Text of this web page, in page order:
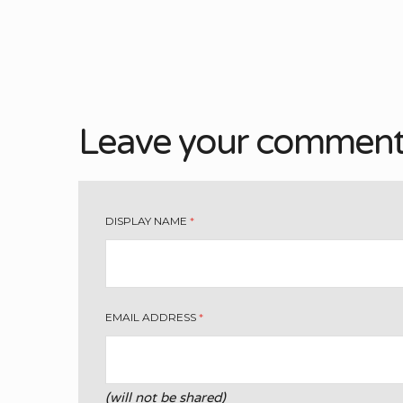
Leave your
DISPLAY NAME *
EMAIL ADDRESS *
(will not be shared)